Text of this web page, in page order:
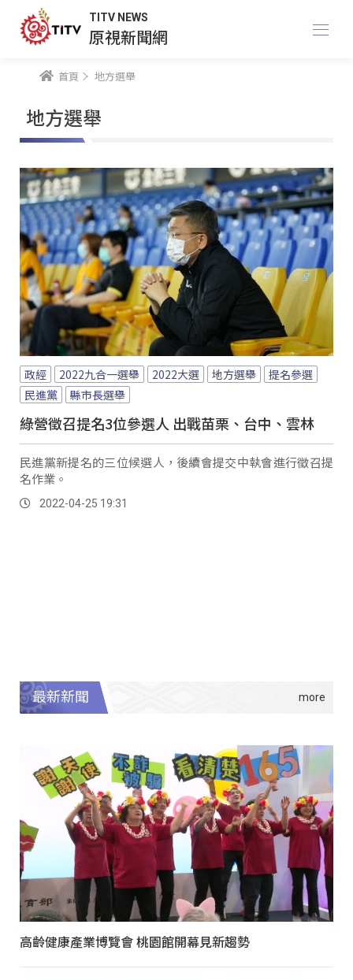
TITV NEWS
原視新聞網
首頁 地方選舉
地方選舉
政經 2022九合一選舉 2022大選 地方選舉
提名參選
民進黨
縣市長選舉
綠營徵召提名3位參選人 出戰苗栗、台中、雲林
民進黨新提名的三位候選人，後續會提交中執會進行徵召提
名作業。
2022-04-25 19:31
最新新聞
高齡健康產業博覽會 桃園館開幕見新趨勢